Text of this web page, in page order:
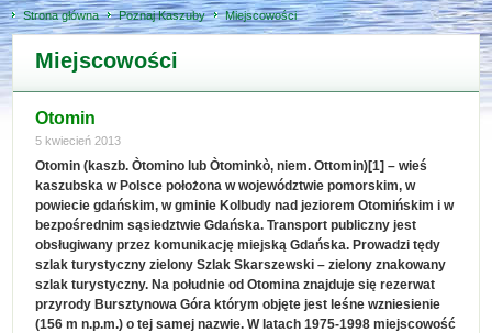
Strona główna Poznaj Kaszuby Miejscowości
Miejscowości
Otomin
5 kwiecień 2013
Otomin (kaszb. Òtomino lub Òtominkò, niem. Ottomin)[1] – wieś
kaszubska w Polsce położona w województwie pomorskim, w
powiecie gdańskim, w gminie Kolbudy nad jeziorem Otomińskim i w
bezpośrednim sąsiedztwie Gdańska. Transport publiczny jest
obsługiwany przez komunikację miejską Gdańska. Prowadzi tędy
szlak turystyczny zielony Szlak Skarszewski – zielony znakowany
szlak turystyczny. Na południe od Otomina znajduje się rezerwat
przyrody Bursztynowa Góra którym objęte jest leśne wzniesienie
(156 m n.p.m.) o tej samej nazwie. W latach 1975-1998 miejscowość